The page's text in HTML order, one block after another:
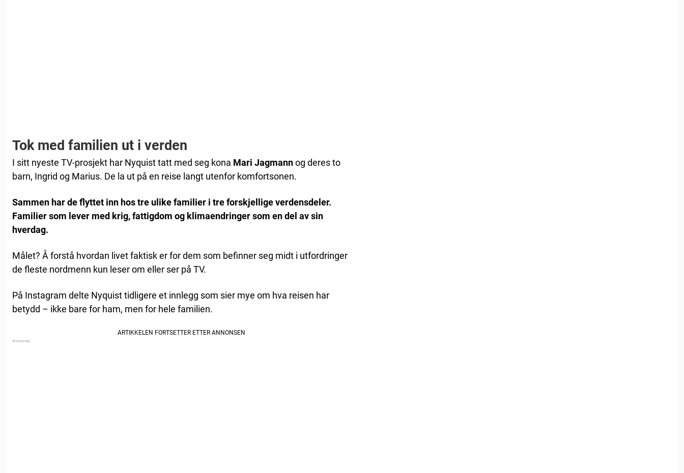
Tok med familien ut i verden
I sitt nyeste TV-prosjekt har Nyquist tatt med seg kona Mari Jagmannog deres to
barn, Ingrid og Marius. De la ut på en reise langt utenfor komfortsonen.
Sammen har de flyttet inn hos tre ulike familier i tre forskjellige verdensdeler.
Familier som lever med krig, fattigdom og klimaendringer som en del av sin
hverdag.
Målet? Å forstå hvordan livet faktisk er for dem som befinner seg midt i utfordringer
de fleste nordmenn kun leser om eller ser på TV.
På Instagram delte Nyquist tidligere et innlegg som sier mye om hva reisen har
betydd – ikke bare for ham, men for hele familien.